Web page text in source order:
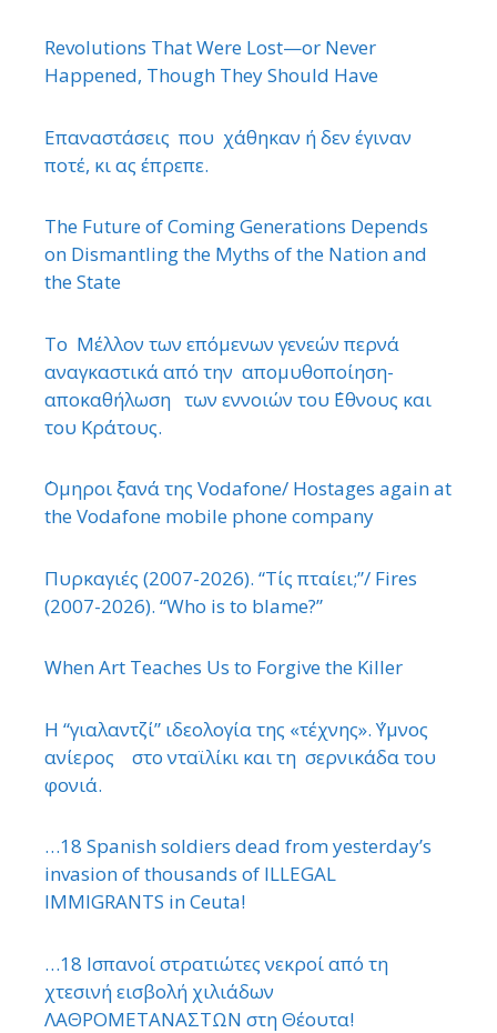
Revolutions That Were Lost—or Never
Happened, Though They Should Have
Επαναστάσεις που χάθηκαν ή δεν έγιναν
ποτέ, κι ας έπρεπε.
The Future of Coming Generations Depends
on Dismantling the Myths of the Nation and
the State
Το Μέλλον των επόμενων γενεών περνά
αναγκαστικά από την απομυθοποίηση-
αποκαθήλωση των εννοιών του ΄Εθνους και
του Κράτους.
΄Ομηροι ξανά της Vodafone/ Hostages again at
the Vodafone mobile phone company
Πυρκαγιές (2007-2026). “Τίς πταίει;”/ Fires
(2007-2026). “Who is to blame?”
When Art Teaches Us to Forgive the Killer
Η “γιαλαντζί” ιδεολογία της «τέχνης». ΄Υμνος
ανίερος στο νταϊλίκι και τη σερνικάδα του
φονιά.
…18 Spanish soldiers dead from yesterday’s
invasion of thousands of ILLEGAL
IMMIGRANTS in Ceuta!
…18 Ισπανοί στρατιώτες νεκροί από τη
χτεσινή εισβολή χιλιάδων
ΛΑΘΡΟΜΕΤΑΝΑΣΤΩΝ στη Θέουτα!